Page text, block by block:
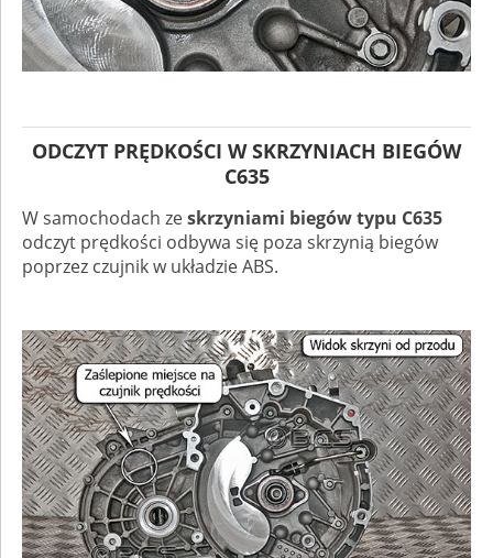
ODCZYT PRĘDKOŚCI W SKRZYNIACH BIEGÓW
C635
W samochodach zeskrzyniami biegów typu C635
odczyt prędkości odbywa się poza skrzynią biegów
poprzez czujnik w układzie ABS.